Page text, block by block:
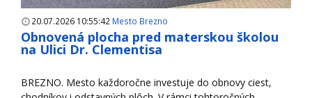
20.07.2026 10:55:42 Mesto Brezno
Obnovená plocha pred materskou školou
na Ulici Dr. Clementisa
BREZNO. Mesto každoročne investuje do obnovy ciest,